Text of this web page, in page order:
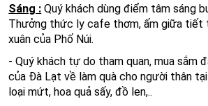
Sáng : Quý khách dùng điểm tâm sáng
Thưởng thức ly cafe thơm, ấm giữa tiết
xuân của Phố Núi.
- Quý khách tự do tham quan, mua sắm
của Đà Lạt về làm quà cho người thân
loại mứt, hoa quả sấy, đồ len,..